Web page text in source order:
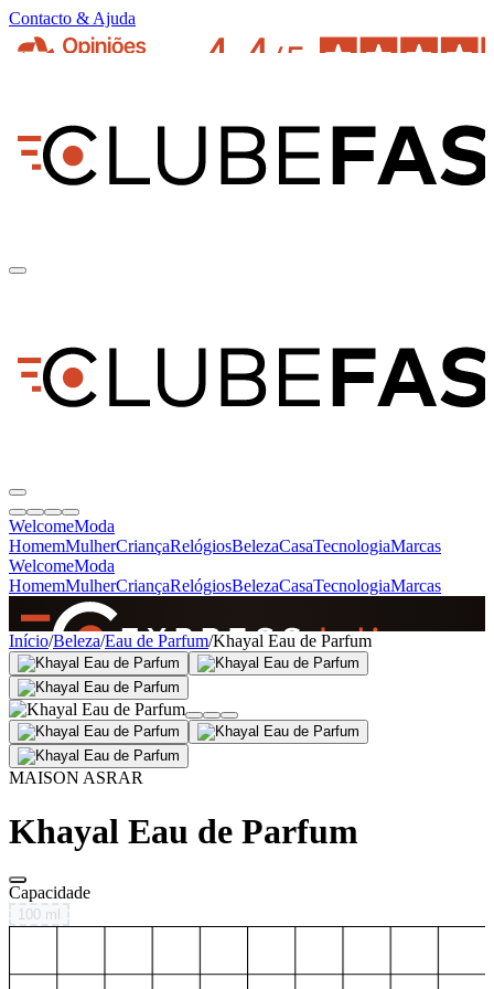
Contacto & Ajuda
WelcomeModa
HomemMulherCriançaRelógiosBelezaCasaTecnologiaMarcas
WelcomeModa
HomemMulherCriançaRelógiosBelezaCasaTecnologiaMarcas
SINCE 2005
+de 36.000 reviews
Início/Beleza/Eau de Parfum/Khayal Eau de Parfum
MAISON ASRAR
Khayal Eau de Parfum
Capacidade
100 ml